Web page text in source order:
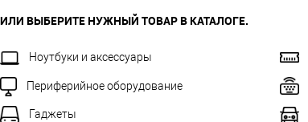
ИЛИ ВЫБЕРИТЕ НУЖНЫЙ ТОВАР В КАТАЛОГЕ.
Ноутбуки и аксессуары
Периферийное оборудование
Гаджеты